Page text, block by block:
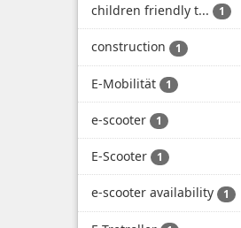
children friendly t... 1
construction 1
E-Mobilität 1
e-scooter 1
E-Scooter 1
e-scooter availability 1